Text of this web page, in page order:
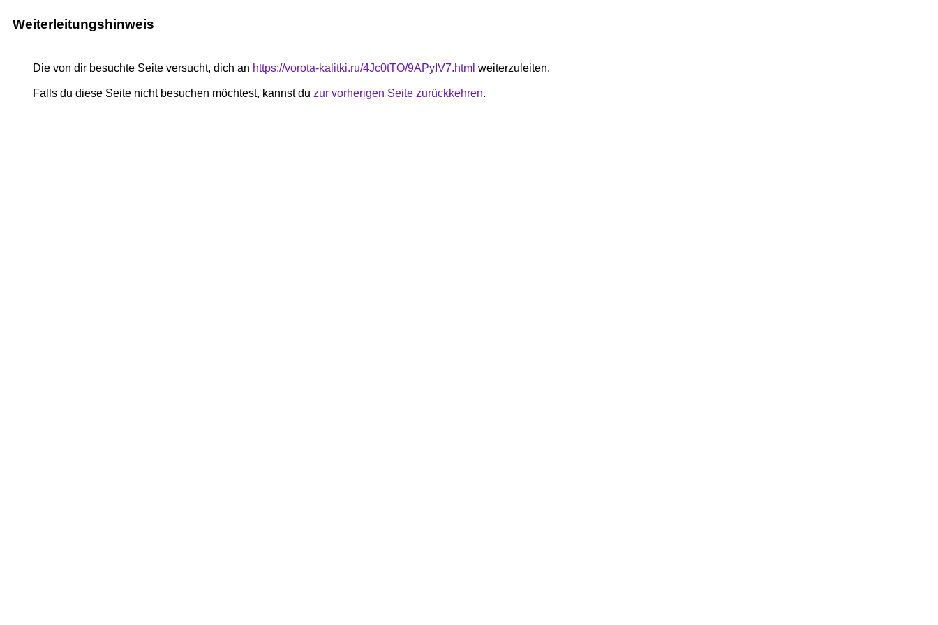
Weiterleitungshinweis
Die von dir besuchte Seite versucht, dich an https://vorota-kalitki.ru/4Jc0tTO/9APyIV7.html weiterzuleiten.
Falls du diese Seite nicht besuchen möchtest, kannst du zur vorherigen Seite zurückkehren.